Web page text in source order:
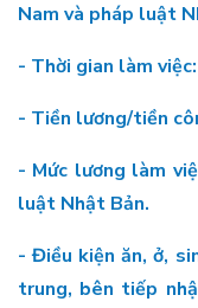
Nam và pháp luật
- Thời gian làm
- Tiền lương/tiền
- Mức lương làm
luật Nhật Bản.
- Điều kiện ăn, ở,
trung, bên tiếp